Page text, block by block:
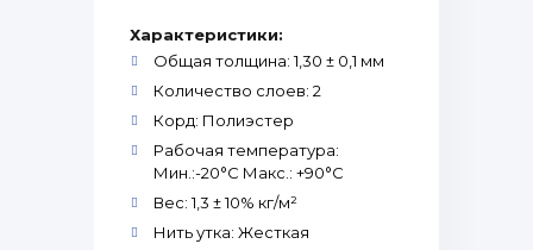
Характеристики:
Общая толщина: 1,30 ± 0,1 мм
Количество слоев: 2
Корд: Полиэстер
Рабочая температура:
Мин.:-20°С Макс.: +90°С
Вес: 1,3 ± 10% кг/м²
Нить утка: Жесткая